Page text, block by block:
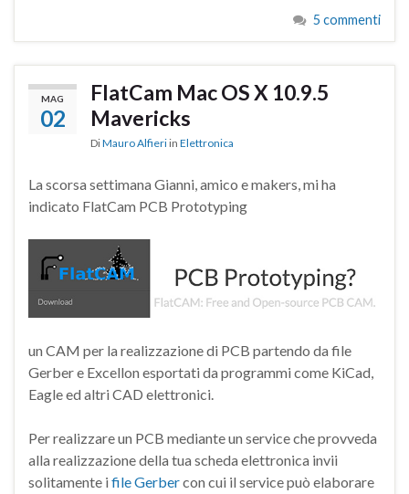
5 commenti
MAG
02
FlatCam Mac OS X 10.9.5
Mavericks
DiMauro Alfieri in Elettronica
La scorsa settimana Gianni, amico e makers, mi ha
indicato FlatCam PCB Prototyping
un CAM per la realizzazione di PCB partendo da file
Gerber e Excellon esportati da programmi come KiCad,
Eagle ed altri CAD elettronici.
Per realizzare un PCB mediante un service che provveda
alla realizzazione della tua scheda elettronica invii
solitamente i file Gerbercon cui il service può elaborare